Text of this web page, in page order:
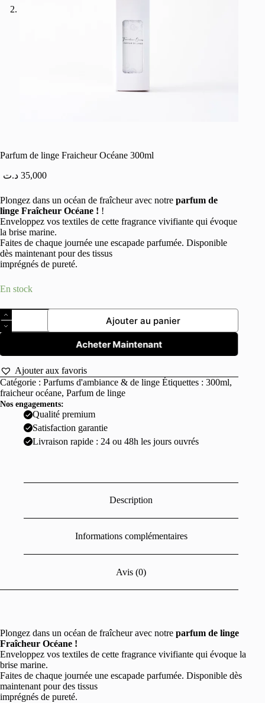
Parfum de linge Fraicheur Océane 300ml
35,000 د.ت
Plongez dans un océan de fraîcheur avec notre parfum de
linge Fraîcheur Océane ! !
Enveloppez vos textiles de cette fragrance vivifiante qui évoque
la brise marine.
Faites de chaque journée une escapade parfumée. Disponible
dès maintenant pour des tissus
imprégnés de pureté.
En stock
quantité
de
Parfum
linge
Océane
300ml
Ajouter au panier
Acheter Maintenant
Ajouter aux favoris
Catégorie : Parfums d'ambiance & de linge Étiquettes : 300ml,
fraicheur océane, Parfum de linge
Nos engagements:
Qualité premium
Satisfaction garantie
Livraison rapide : 24 ou 48h les jours ouvrés
Description
Informations complémentaires
Avis (0)
Plongez dans un océan de fraîcheur avec notre parfum de linge
Fraîcheur Océane !
Enveloppez vos textiles de cette fragrance vivifiante qui évoque la
brise marine.
Faites de chaque journée une escapade parfumée. Disponible dès
maintenant pour des tissus
imprégnés de pureté.